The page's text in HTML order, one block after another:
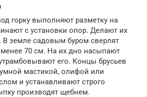
горку выполняют разметку на
с установки опор. Делают их
В земле садовым буром сверлят
70 см. На их дно насыпают
его. Концы брусьев
мастикой, олифой или
и устанавливают строго
производят щебнем.